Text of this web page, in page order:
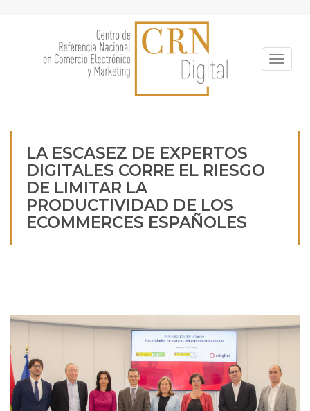
LA ESCASEZ DE EXPERTOS
DIGITALES CORRE EL RIESGO
DE LIMITAR LA
PRODUCTIVIDAD DE LOS
ECOMMERCES ESPAÑOLES